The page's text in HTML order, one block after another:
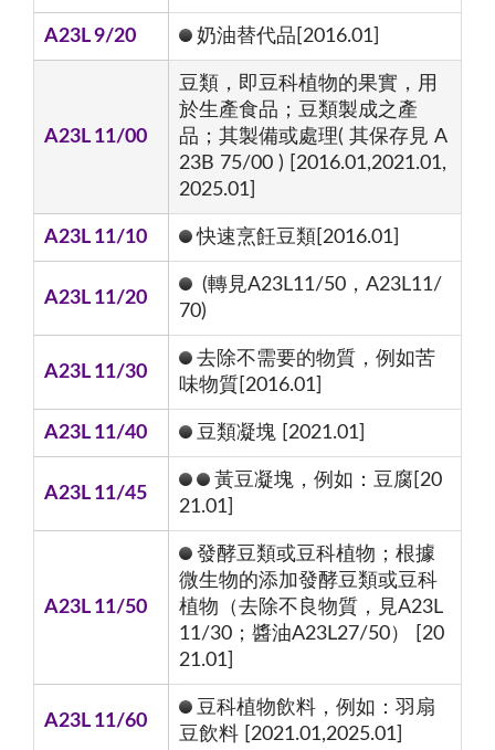
A23L 9/20 奶油替代品[2016.01]
A23L 11/00
豆類，即豆科植物的果實，用
於生產食品；豆類製成之產
品；其製備或處理( 其保存見 A
23B 75/00 ) [2016.01,2021.01,
2025.01]
A23L 11/10 快速烹飪豆類[2016.01]
A23L 11/20
(轉見A23L11/50，A23L11/
70)
A23L 11/30
去除不需要的物質，例如苦
味物質[2016.01]
A23L 11/40 豆類凝塊 [2021.01]
A23L 11/45
黃豆凝塊，例如：豆腐[20
21.01]
A23L 11/50
發酵豆類或豆科植物；根據
微生物的添加發酵豆類或豆科
植物（去除不良物質，見A23L
11/30；醬油A23L27/50） [20
21.01]
A23L 11/60
豆科植物飲料，例如：羽扇
豆飲料 [2021.01,2025.01]